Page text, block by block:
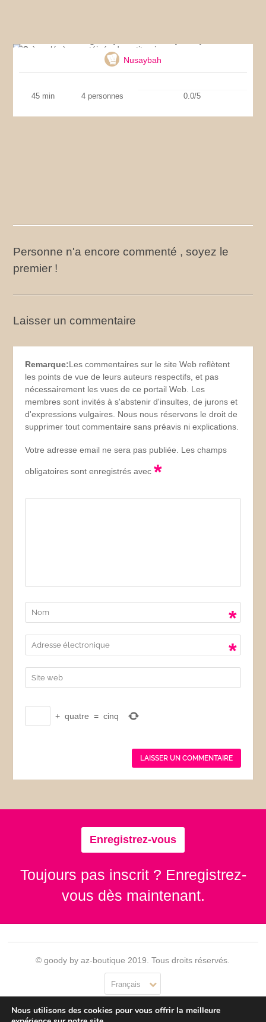
Nusaybah
45 min 4 personnes 0.0/5
Personne n'a encore commenté , soyez le
premier !
Laisser un commentaire
Remarque:Les commentaires sur le site Web reflètent
les points de vue de leurs auteurs respectifs, et pas
nécessairement les vues de ce portail Web. Les
membres sont invités à s'abstenir d'insultes, de jurons et
d'expressions vulgaires. Nous nous réservons le droit de
supprimer tout commentaire sans préavis ni explications.
Votre adresse email ne sera pas publiée. Les champs
obligatoires sont enregistrés avec*
*
*
+ quatre = cinq
Enregistrez-vous
Toujours pas inscrit ? Enregistrez-
vous dès maintenant.
© goody by az-boutique 2019. Tous droits réservés.
Français
Contact Se connecter Confidentialité CGU
Nous utilisons des cookies pour vous offrir la meilleure